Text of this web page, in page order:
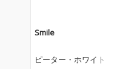
Smile
ピーター・ホワイト